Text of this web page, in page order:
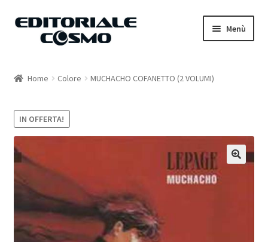
Vai
Vai
Menù
Carrello
Il mio account
Home Colore MUCHACHO COFANETTO (2 VOLUMI)
IN OFFERTA!